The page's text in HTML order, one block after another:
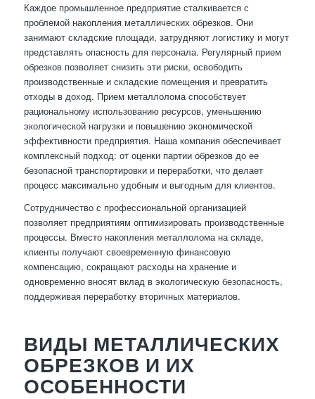
Каждое промышленное предприятие сталкивается с
проблемой накопления металлических обрезков. Они
занимают складские площади, затрудняют логистику и могут
представлять опасность для персонала. Регулярный прием
обрезков позволяет снизить эти риски, освободить
производственные и складские помещения и превратить
отходы в доход. Прием металлолома способствует
рациональному использованию ресурсов, уменьшению
экологической нагрузки и повышению экономической
эффективности предприятия. Наша компания обеспечивает
комплексный подход: от оценки партии обрезков до ее
безопасной транспортировки и переработки, что делает
процесс максимально удобным и выгодным для клиентов.
Сотрудничество с профессиональной организацией
позволяет предприятиям оптимизировать производственные
процессы. Вместо накопления металлолома на складе,
клиенты получают своевременную финансовую
компенсацию, сокращают расходы на хранение и
одновременно вносят вклад в экологическую безопасность,
поддерживая переработку вторичных материалов.
ВИДЫ МЕТАЛЛИЧЕСКИХ
ОБРЕЗКОВ И ИХ
ОСОБЕННОСТИ